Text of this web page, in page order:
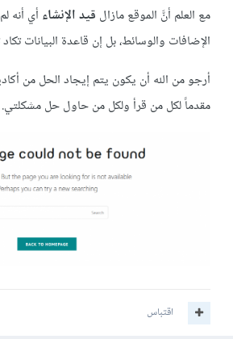
مع العلم أنَّ الموقع مازال قيد الإنشاءأي أنه
الإضافات والوسائط، بل إن قاعدة البيانات
أرجو من الله أن يكون يتم إيجاد الحل من
مقدماً لكل من قرأ ولكل من حاول حل مشكلتي.
اقتباس